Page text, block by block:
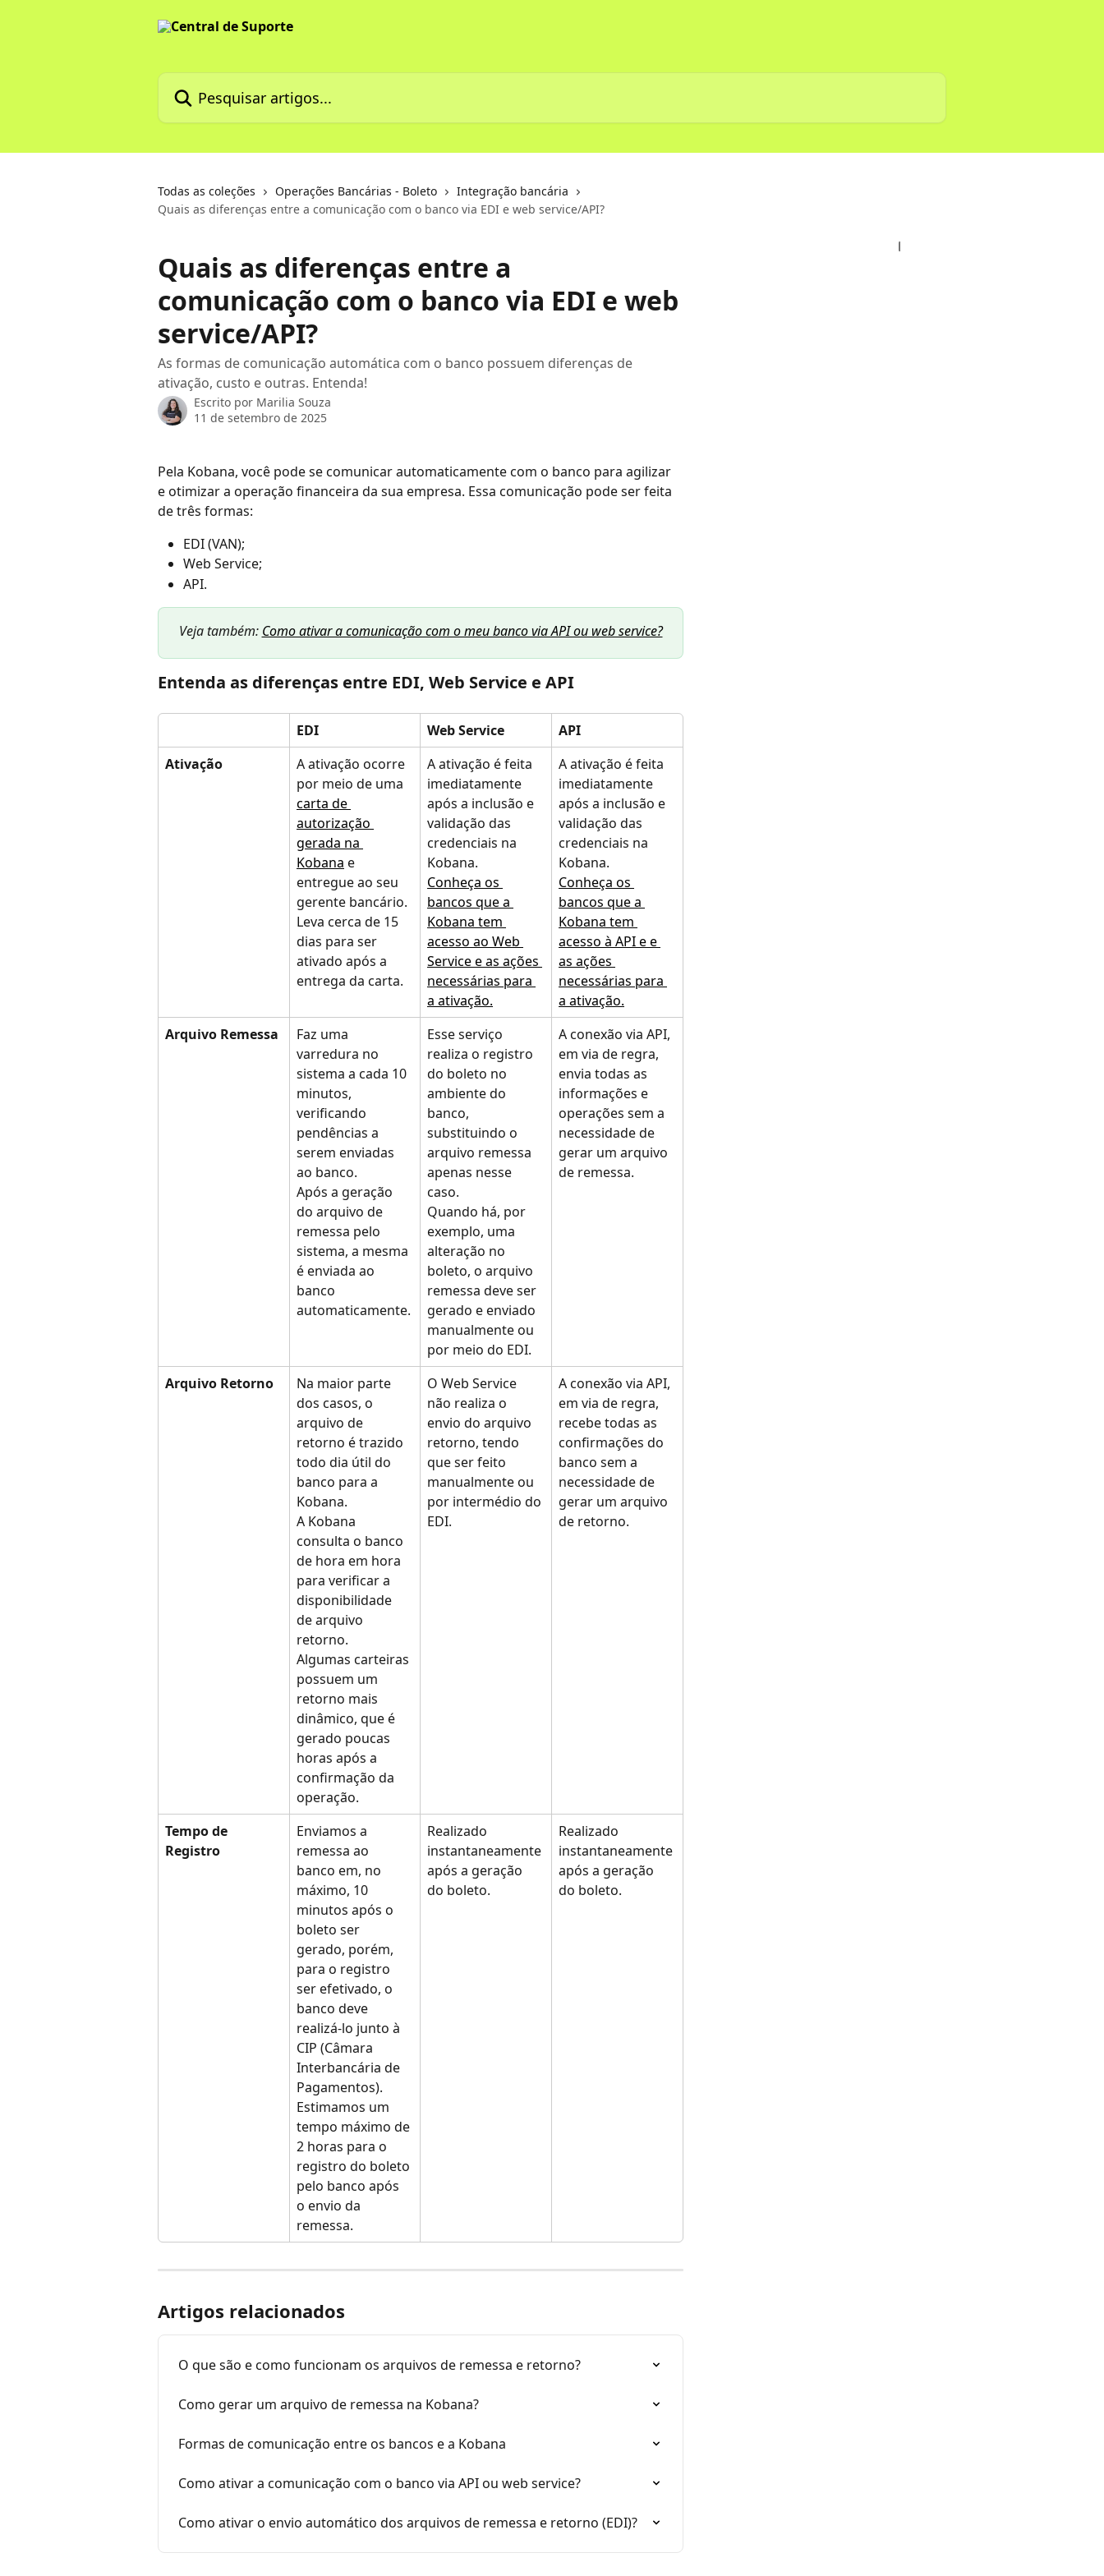
Pesquisar artigos...
Todas as coleções Operações Bancárias - Boleto
Integração bancária
Quais as diferenças entre a comunicação com o banco via EDI e web service/API?
Quais as diferenças entre a
comunicação com o banco via EDI e web
service/API?
As formas de comunicação automática com o banco possuem diferenças de
ativação, custo e outras. Entenda!
Escrito por Marilia Souza
11 de setembro de 2025
Pela Kobana, você pode se comunicar automaticamente com o banco para agilizar
e otimizar a operação financeira da sua empresa. Essa comunicação pode ser feita
de três formas:
EDI (VAN);
Web Service;
API.
Veja também: Como ativar a comunicação com o meu banco via API ou web service?
Entenda as diferenças entre EDI, Web Service e API
EDI Web Service
API
Ativação
A ativação ocorre
por meio de uma
carta de
autorização
gerada na
Kobana e
entregue ao seu
gerente bancário.
Leva cerca de 15
dias para ser
ativado após a
entrega da carta.
A ativação é feita
imediatamente
após a inclusão e
validação das
credenciais na
Kobana.
Conheça os
bancos que a
Kobana tem
acesso ao Web
Service e as ações
necessárias para
a ativação.
A ativação é feita
imediatamente
após a inclusão e
validação das
credenciais na
Kobana.
Conheça os
bancos que a
Kobana tem
acesso à API e e
as ações
necessárias para
a ativação.
Arquivo Remessa
Faz uma
varredura no
sistema a cada 10
minutos,
verificando
pendências a
serem enviadas
ao banco.
Após a geração
do arquivo de
remessa pelo
sistema, a mesma
é enviada ao
banco
automaticamente.
Esse serviço
realiza o registro
do boleto no
ambiente do
banco,
substituindo o
arquivo remessa
apenas nesse
caso.
Quando há, por
exemplo, uma
alteração no
boleto, o arquivo
remessa deve ser
gerado e enviado
manualmente ou
por meio do EDI.
A conexão via API,
em via de regra,
envia todas as
informações e
operações sem a
necessidade de
gerar um arquivo
de remessa.
Arquivo Retorno
Na maior parte
dos casos, o
arquivo de
retorno é trazido
todo dia útil do
banco para a
Kobana.
A Kobana
consulta o banco
de hora em hora
para verificar a
disponibilidade
de arquivo
retorno.
Algumas carteiras
possuem um
retorno mais
dinâmico, que é
gerado poucas
horas após a
confirmação da
operação.
O Web Service
não realiza o
envio do arquivo
retorno, tendo
que ser feito
manualmente ou
por intermédio do
EDI.
A conexão via API,
em via de regra,
recebe todas as
confirmações do
banco sem a
necessidade de
gerar um arquivo
de retorno.
Tempo de
Registro
Enviamos a
remessa ao
banco em, no
máximo, 10
minutos após o
boleto ser
gerado, porém,
para o registro
ser efetivado, o
banco deve
realizá-lo junto à
CIP (Câmara
Interbancária de
Pagamentos).
Estimamos um
tempo máximo de
2 horas para o
registro do boleto
pelo banco após
o envio da
remessa.
Realizado
instantaneamente
após a geração
do boleto.
Realizado
instantaneamente
após a geração
do boleto.
Artigos relacionados
O que são e como funcionam os arquivos de remessa e retorno?
Como gerar um arquivo de remessa na Kobana?
Formas de comunicação entre os bancos e a Kobana
Como ativar a comunicação com o banco via API ou web service?
Como ativar o envio automático dos arquivos de remessa e retorno (EDI)?